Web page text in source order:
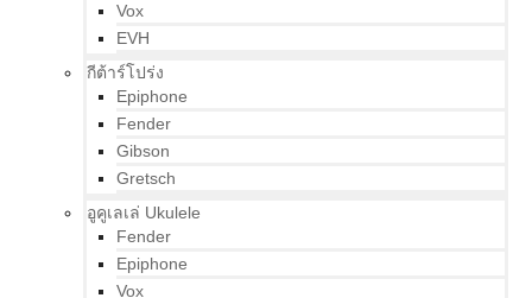
Vox
EVH
กีต้าร์โปร่ง
Epiphone
Fender
Gibson
Gretsch
อูคูเลเล่ Ukulele
Fender
Epiphone
Vox